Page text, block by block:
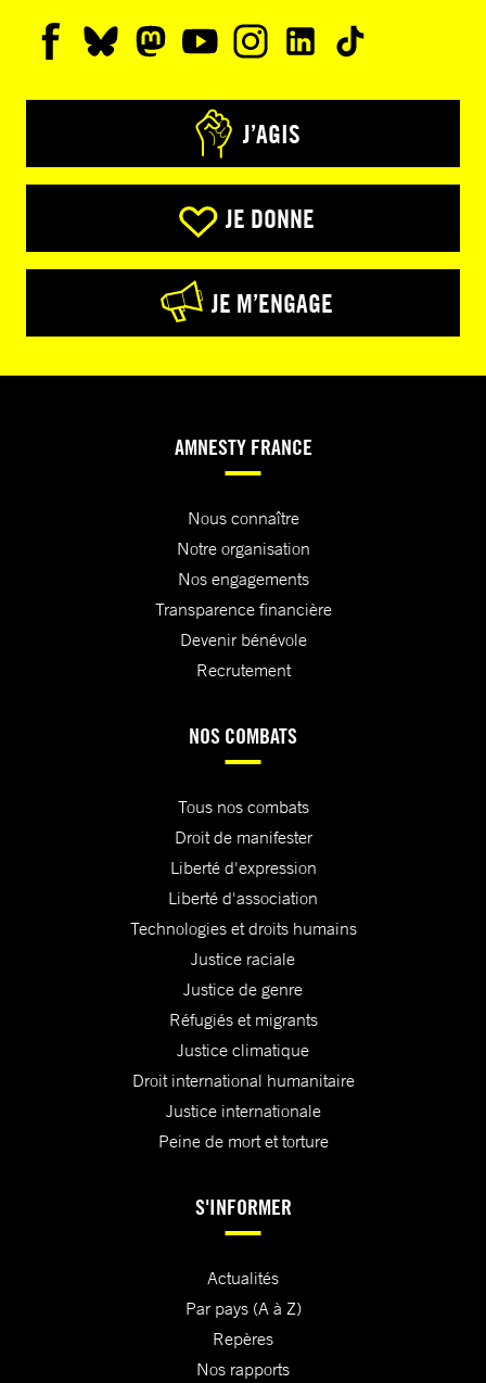
J’AGIS
JE DONNE
JE M’ENGAGE
AMNESTY FRANCE
Nous connaître
Notre organisation
Nos engagements
Transparence financière
Devenir bénévole
Recrutement
NOS COMBATS
Tous nos combats
Droit de manifester
Liberté d'expression
Liberté d'association
Technologies et droits humains
Justice raciale
Justice de genre
Réfugiés et migrants
Justice climatique
Droit international humanitaire
Justice internationale
Peine de mort et torture
S'INFORMER
Actualités
Par pays (A à Z)
Repères
Nos rapports